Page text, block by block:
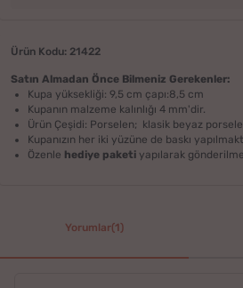
Ürün Kodu: 21422
Satın Almadan Önce Bilmeniz Gerekenler:
Kupa yüksekliği: 9,5 cm çapı:8,5 cm
Kupanın malzeme kalınlığı 4 mm'dir.
Ürün Çeşidi: Porselen; klasik beyaz
Kupanızın her iki yüzüne de baskı
Özenle hediye paketi yapılarak
Yorumlar(1)